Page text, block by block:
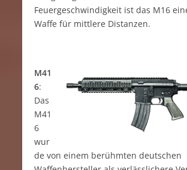
Feuergeschwindigkeit ist das M16
Waffe für mittlere Distanzen.
M41
6:
Das
M41
6
wur
de von einem berühmten deutschen